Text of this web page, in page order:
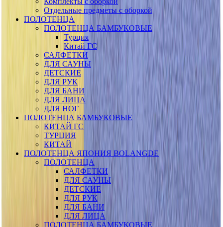
Отдельные предметы с оборкой
ПОЛОТЕНЦА
ПОЛОТЕНЦА БАМБУКОВЫЕ
Турция
Китай ГС
САЛФЕТКИ
ДЛЯ САУНЫ
ДЕТСКИЕ
ДЛЯ РУК
ДЛЯ БАНИ
ДЛЯ ЛИЦА
ДЛЯ НОГ
ПОЛОТЕНЦА БАМБУКОВЫЕ
КИТАЙ ГС
ТУРЦИЯ
КИТАЙ
ПОЛОТЕНЦА ЯПОНИЯ BOLANGDE
ПОЛОТЕНЦА
САЛФЕТКИ
ДЛЯ САУНЫ
ДЕТСКИЕ
ДЛЯ РУК
ДЛЯ БАНИ
ДЛЯ ЛИЦА
ПОЛОТЕНЦА БАМБУКОВЫЕ